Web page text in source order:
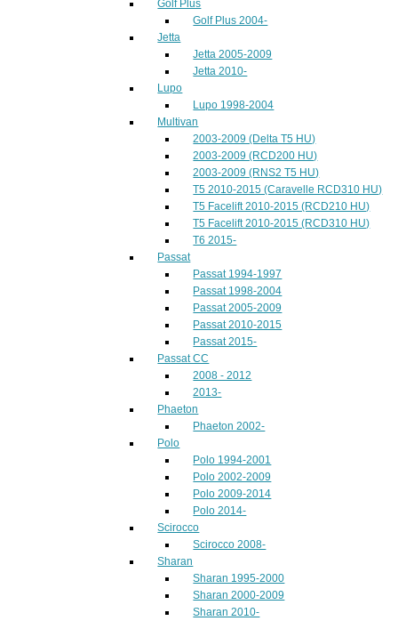
Golf Plus
Golf Plus 2004-
Jetta
Jetta 2005-2009
Jetta 2010-
Lupo
Lupo 1998-2004
Multivan
2003-2009 (Delta T5 HU)
2003-2009 (RCD200 HU)
2003-2009 (RNS2 T5 HU)
T5 2010-2015 (Caravelle RCD310 HU)
T5 Facelift 2010-2015 (RCD210 HU)
T5 Facelift 2010-2015 (RCD310 HU)
T6 2015-
Passat
Passat 1994-1997
Passat 1998-2004
Passat 2005-2009
Passat 2010-2015
Passat 2015-
Passat CC
2008 - 2012
2013-
Phaeton
Phaeton 2002-
Polo
Polo 1994-2001
Polo 2002-2009
Polo 2009-2014
Polo 2014-
Scirocco
Scirocco 2008-
Sharan
Sharan 1995-2000
Sharan 2000-2009
Sharan 2010-